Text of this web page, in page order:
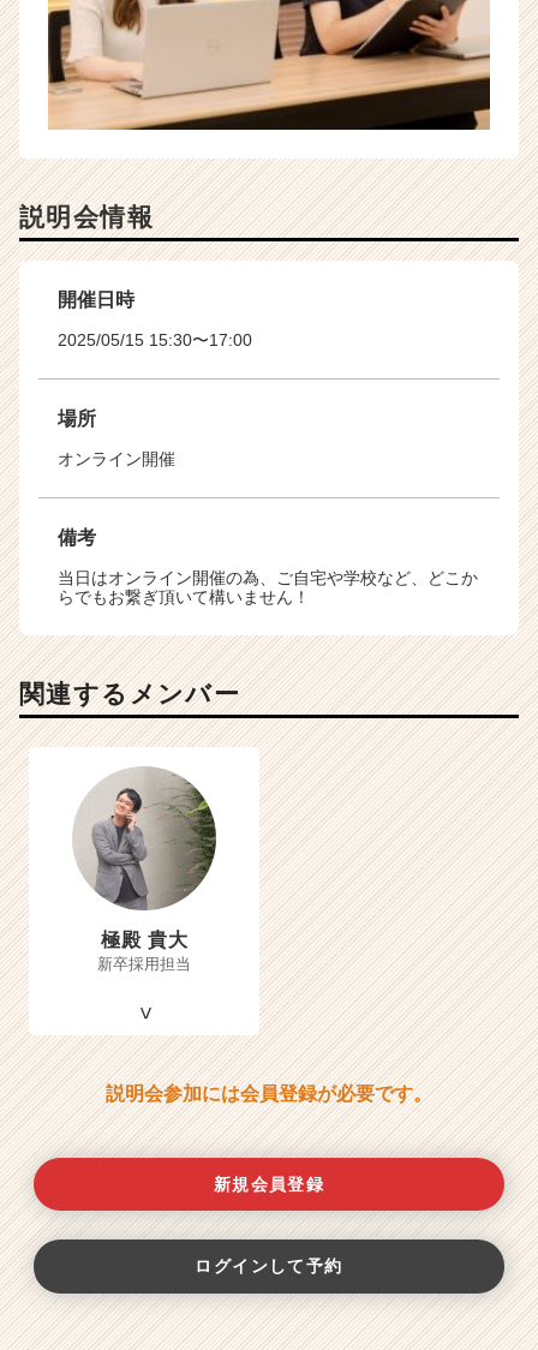
説明会情報
開催日時
2025/05/15 15:30〜17:00
場所
オンライン開催
備考
当日はオンライン開催の為、ご自宅や学校など、どこか
らでもお繋ぎ頂いて構いません！
関連するメンバー
極殿 貴大
新卒採用担当
説明会参加には会員登録が必要です。
新規会員登録
ログインして予約